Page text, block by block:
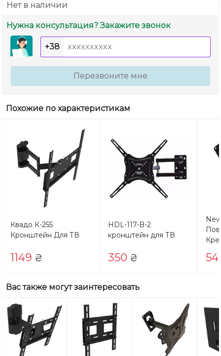
Нет в наличии
Нужна консультация? Закажите звонок
+38
Перезвоните мне
Похожие по характеристикам
Квадо К-255
Кронштейн Для ТВ
1149 ₴
HDL-117-B-2
кронштейн для ТВ
350 ₴
Вас также могут заинтересовать